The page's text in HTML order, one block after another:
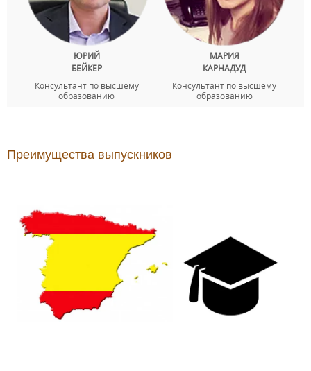
ЮРИЙ
БЕЙКЕР
Консультант по высшему
образованию
МАРИЯ
КАРНАДУД
Консультант по высшему
образованию
Преимущества выпускников